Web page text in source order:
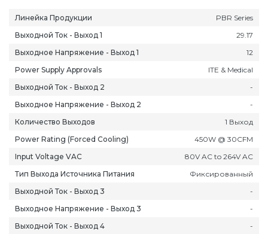
Линейка Продукции
PBR Series
Выходной Ток - Выход 1
29.17
Выходное Напряжение - Выход 1
12
Power Supply Approvals
ITE & Medical
Выходной Ток - Выход 2
-
Выходное Напряжение - Выход 2
-
Количество Выходов
1 Выход
Power Rating (Forced Cooling)
450W @ 30CFM
Input Voltage VAC
80V AC to 264V AC
Тип Выхода Источника Питания
Фиксированный
Выходной Ток - Выход 3
-
Выходное Напряжение - Выход 3
-
Выходной Ток - Выход 4
-